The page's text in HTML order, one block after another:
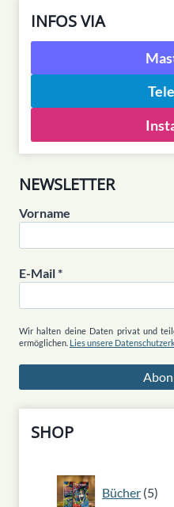
INFOS VIA
NEWSLETTER
Vorname
E-Mail*
Wir halten deine Daten privat und
ermöglichen. Lies unsere
SHOP
Bücher 5
5